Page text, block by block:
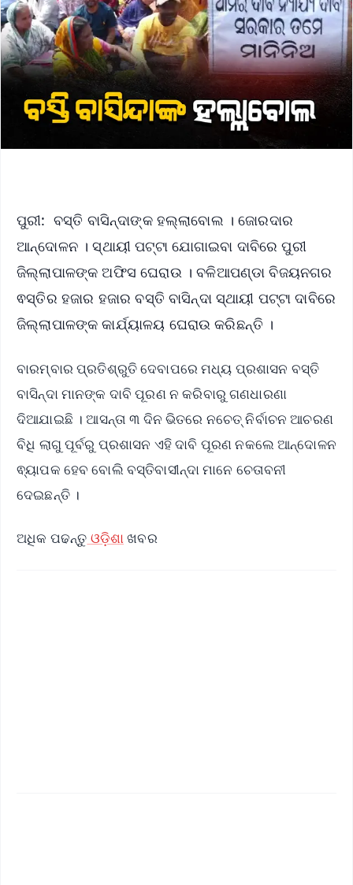
ପୁରୀ: ବସ୍ତି ବାସିନ୍ଦାଙ୍କ ହଲ୍ଲାବୋଲ । ଜୋରଦାର
ଆନ୍ଦୋଳନ । ସ୍ଥାୟୀ ପଟ୍ଟା ଯୋଗାଇବା ଦାବିରେ ପୁରୀ
ଜିଲ୍ଲାପାଳଙ୍କ ଅଫିସ ଘେରାଉ । ବଳିଆପଣ୍ଡା ବିଜୟନଗର
ଵସ୍ତିର ହଜାର ହଜାର ବସ୍ତି ବାସିନ୍ଦା ସ୍ଥାୟୀ ପଟ୍ଟା ଦାବିରେ
ଜିଲ୍ଲାପାଳଙ୍କ କାର୍ଯ୍ୟାଳୟ ଘେରାଉ କରିଛନ୍ତି ।
ବାରମ୍ବାର ପ୍ରତିଶ୍ରୁତି ଦେବାପରେ ମଧ୍ୟ ପ୍ରଶାସନ ବସ୍ତି
ବାସିନ୍ଦା ମାନଙ୍କ ଦାବି ପୂରଣ ନ କରିବାରୁ ଗଣଧାରଣା
ଦିଆଯାଇଛି । ଆସନ୍ତା ୩ ଦିନ ଭିତରେ ନଚେତ୍ ନିର୍ବାଚନ ଆଚରଣ
ବିଧି ଲାଗୁ ପୂର୍ବରୁ ପ୍ରଶାସନ ଏହି ଦାବି ପୂରଣ ନକଲେ ଆନ୍ଦୋଳନ
ଵ୍ୟାପକ ହେବ ବୋଲି ବସ୍ତିବାସୀନ୍ଦା ମାନେ ଚେତାବନୀ
ଦେଇଛନ୍ତି ।
ଅଧିକ ପଢନ୍ତୁ ଓଡ଼ିଶା ଖବର